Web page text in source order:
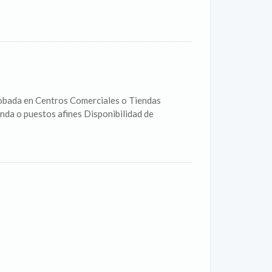
en Centros Comerciales o Tiendas
o puestos afines Disponibilidad de